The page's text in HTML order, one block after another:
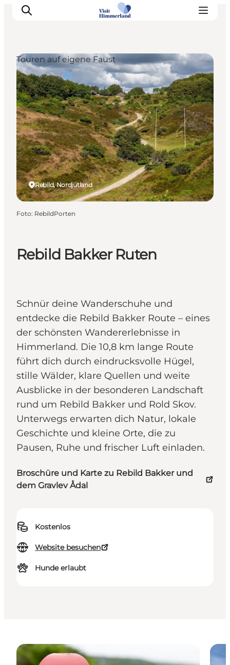
Erlebnisse
Natur
Städte und Orte
Das passiert
Reiseplanung
Praktische Informationen
Rebild Bakker Ruten
Schnür deine Wanderschuhe und
entdecke die Rebild Bakker Route – eines
der schönsten Wandererlebnisse in
Himmerland. Die 10,8 km lange Route
führt dich durch eindrucksvolle Hügel,
stille Wälder, klare Quellen und weite
Ausblicke in der besonderen Landschaft
rund um Rebild Bakker und Rold Skov.
Unterwegs erwarten dich Natur, lokale
Geschichte und kleine Orte, die zu
Pausen, Ruhe und frischer Luft einladen.
Broschüre und Karte zu Rebild Bakker und
dem Gravlev Ådal
Kostenlos
Website besuchen
Hunde erlaubt
Rebild, Nordjütland
Touren auf eigene Faust
Foto: RebildPorten